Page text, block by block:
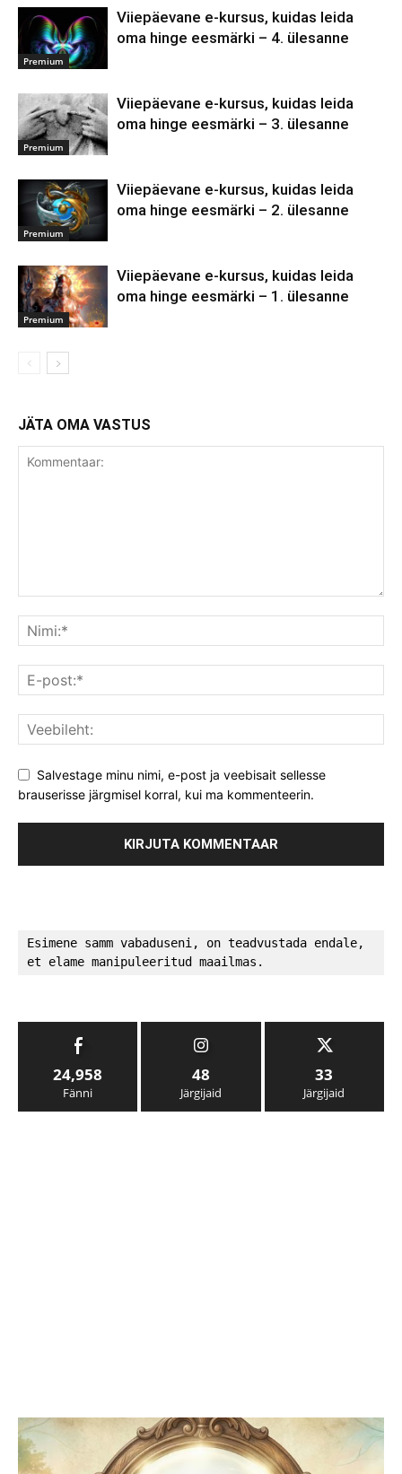
Premium
Viiepäevane e-kursus, kuidas leida
oma hinge eesmärki – 4. ülesanne
Premium
Viiepäevane e-kursus, kuidas leida
oma hinge eesmärki – 3. ülesanne
Premium
Viiepäevane e-kursus, kuidas leida
oma hinge eesmärki – 2. ülesanne
Premium
Viiepäevane e-kursus, kuidas leida
oma hinge eesmärki – 1. ülesanne
JÄTA OMA VASTUS
Salvestage minu nimi, e-post ja veebisait sellesse
brauserisse järgmisel korral, kui ma kommenteerin.
Esimene samm vabaduseni, on teadvustada endale,
et elame manipuleeritud maailmas.
24,958
Fänni
48
Järgijaid
33
Järgijaid